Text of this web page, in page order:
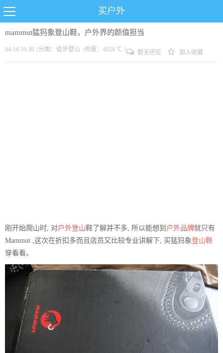
买户外
mammut猛犸象登山鞋，户外界的颜值担当
04-16 10:30 分类： 徒步登山 热度：4924 ℃ 暂无评论 加入收藏
刚开始爬山时, 对户外登山鞋了解并不多, 所以能想到 户外品牌就只有
Mammut ,这次在折扣多而且店员又比较专业讲解下, 买猛犸象登山鞋
穿看看。